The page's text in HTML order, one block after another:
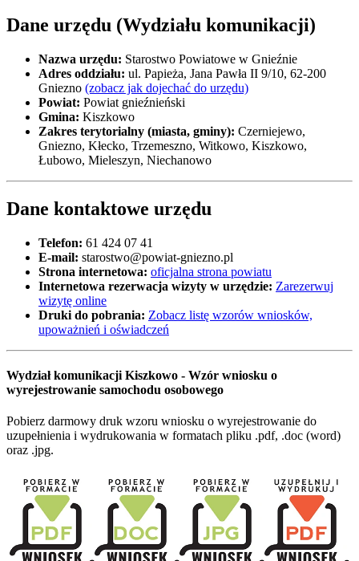
Dane urzędu (Wydziału komunikacji)
Nazwa urzędu: Starostwo Powiatowe w Gnieźnie
Adres oddziału: ul. Papieża, Jana Pawła II 9/10, 62-200
Gniezno (zobacz jak dojechać do urzędu)
Powiat: Powiat gnieźnieński
Gmina: Kiszkowo
Zakres terytorialny (miasta, gminy): Czerniejewo,
Gniezno, Kłecko, Trzemeszno, Witkowo, Kiszkowo,
Łubowo, Mieleszyn, Niechanowo
Dane kontaktowe urzędu
Telefon: 61 424 07 41
E-mail: starostwo@powiat-gniezno.pl
Strona internetowa: oficjalna strona powiatu
Internetowa rezerwacja wizyty w urzędzie: Zarezerwuj
wizytę online
Druki do pobrania: Zobacz listę wzorów wniosków,
upoważnień i oświadczeń
Wydział komunikacji Kiszkowo - Wzór wniosku o
wyrejestrowanie samochodu osobowego
Pobierz darmowy druk wzoru wniosku o wyrejestrowanie do
uzupełnienia i wydrukowania w formatach pliku .pdf, .doc (word)
oraz .jpg.